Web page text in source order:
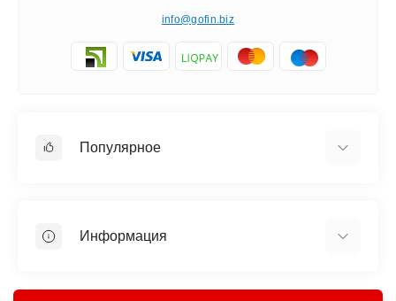
info@gofin.biz
Популярное
Подтяжки
Информация
О нас